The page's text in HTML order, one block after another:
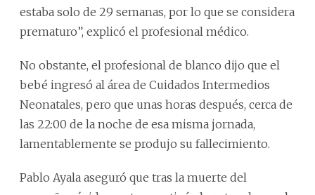
estaba solo de 29 semanas, por lo que se considera
prematuro”, explicó el profesional médico.
No obstante, el profesional de blanco dijo que el
bebé ingresó al área de Cuidados Intermedios
Neonatales, pero que unas horas después, cerca de
las 22:00 de la noche de esa misma jornada,
lamentablemente se produjo su fallecimiento.
Pablo Ayala aseguró que tras la muerte del